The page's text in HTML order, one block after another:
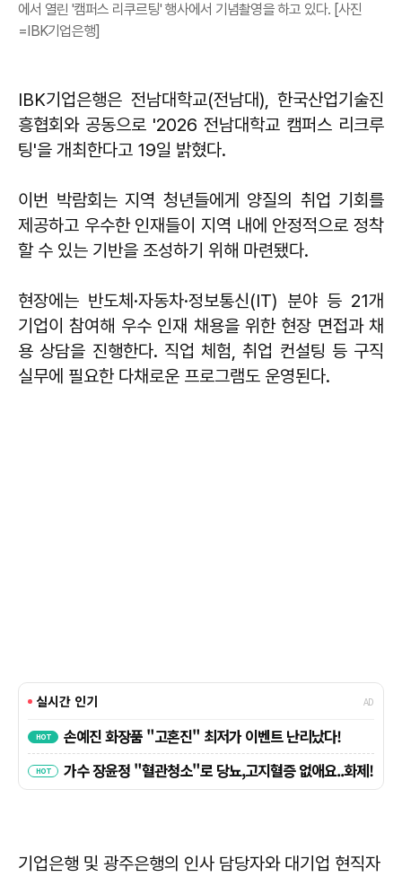
에서 열린 '캠퍼스 리쿠르팅' 행사에서 기념촬영을 하고 있다. [사진
=IBK기업은행]
IBK기업은행은 전남대학교(전남대), 한국산업기술진
흥협회와 공동으로 '2026 전남대학교 캠퍼스 리크루
팅'을 개최한다고 19일 밝혔다.
이번 박람회는 지역 청년들에게 양질의 취업 기회를
제공하고 우수한 인재들이 지역 내에 안정적으로 정착
할 수 있는 기반을 조성하기 위해 마련됐다.
현장에는 반도체·자동차·정보통신(IT) 분야 등 21개
기업이 참여해 우수 인재 채용을 위한 현장 면접과 채
용 상담을 진행한다. 직업 체험, 취업 컨설팅 등 구직
실무에 필요한 다채로운 프로그램도 운영된다.
기업은행 및 광주은행의 인사 담당자와 대기업 현직자